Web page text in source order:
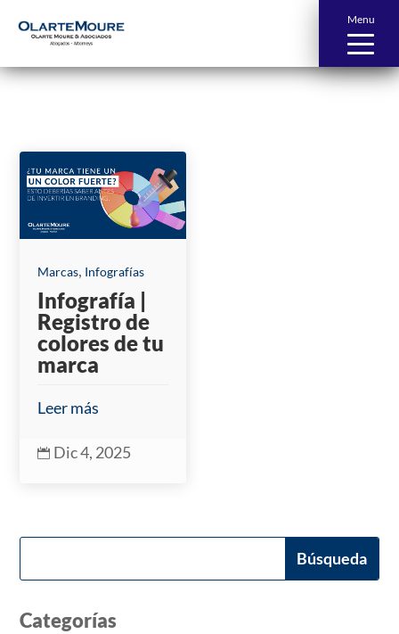
Menu
Marcas, Infografías
Infografía |
Registro de
colores de tu
marca
Leer más
 Dic 4, 2025
Categorías